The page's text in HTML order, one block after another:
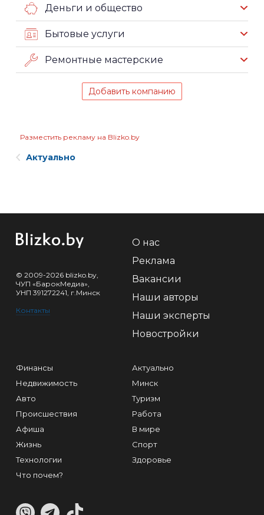
Деньги и общество
Бытовые услуги
Ремонтные мастерские
Добавить компанию
Разместить рекламу на Blizko.by
Актуально
© 2009-2026 blizko.by,
ЧУП «БарокМедиа»,
УНП 391272241, г.Минск
Контакты
О нас
Реклама
Вакансии
Наши авторы
Наши эксперты
Новостройки
Финансы
Недвижимость
Авто
Происшествия
Афиша
Жизнь
Технологии
Что почем?
Актуально
Минск
Туризм
Работа
В мире
Спорт
Здоровье